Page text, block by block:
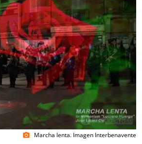
photo_camera Marcha lenta. Imagen Interbenavente